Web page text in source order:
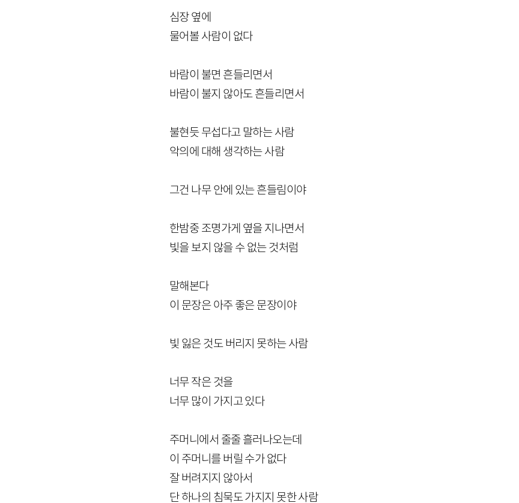
심장 옆에
물어볼 사람이 없다
바람이 불면 흔들리면서
바람이 불지 않아도 흔들리면서
불현듯 무섭다고 말하는 사람
악의에 대해 생각하는 사람
그건 나무 안에 있는 흔들림이야
한밤중 조명가게 옆을 지나면서
빛을 보지 않을 수 없는 것처럼
말해본다
이 문장은 아주 좋은 문장이야
빛 잃은 것도 버리지 못하는 사람
너무 작은 것을
너무 많이 가지고 있다
주머니에서 줄줄 흘러나오는데
이 주머니를 버릴 수가 없다
잘 버려지지 않아서
단 하나의 침묵도 가지지 못한 사람